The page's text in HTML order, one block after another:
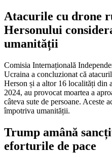
Atacurile cu drone
Hersonului
umanității
Comisia Internațională
Ucraina a concluzionat că
Herson și a altor 16 localități din
2024, au provocat moartea a
câteva sute de persoane. Aceste
împotriva umanității.
Trump amână
eforturile de pace